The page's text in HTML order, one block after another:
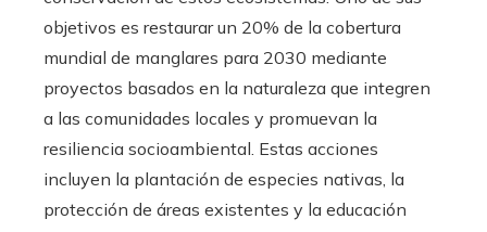
objetivos es restaurar un 20% de la cobertura
mundial de manglares para 2030 mediante
proyectos basados en la naturaleza que integren
a las comunidades locales y promuevan la
resiliencia socioambiental. Estas acciones
incluyen la plantación de especies nativas, la
protección de áreas existentes y la educación